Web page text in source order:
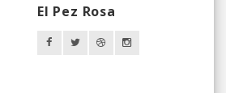
El Pez Rosa